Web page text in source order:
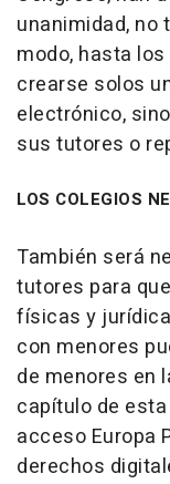
unanimidad, no
modo, hasta
crearse solos
electrónico,
sus tutores o
LOS COLEGIOS
También será
tutores para
físicas y
con menores
de menores en
capítulo de
acceso Europa
derechos